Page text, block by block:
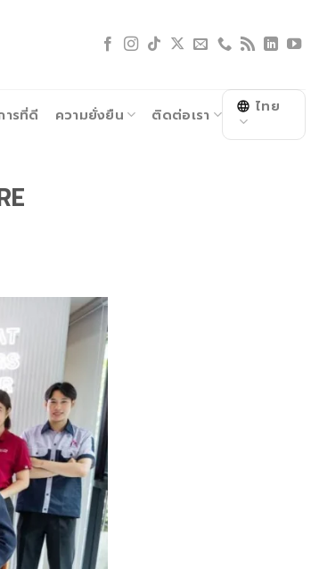
ารที่ดี ความยั่งยืน ติดต่อเรา ไทย